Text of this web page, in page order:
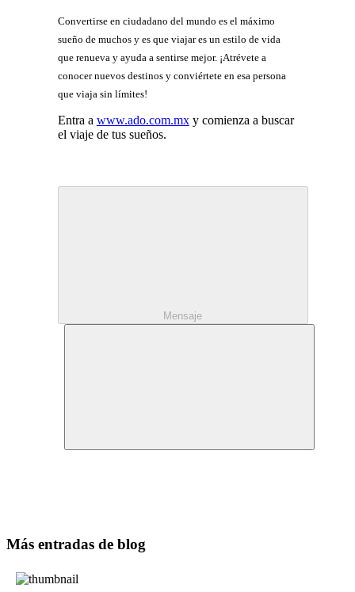
Convertirse en ciudadano del mundo es el máximo
sueño de muchos y es que viajar es un estilo de vida
que renueva y ayuda a sentirse mejor. ¡Atrévete a
conocer nuevos destinos y conviértete en esa persona
que viaja sin límites!
Entra a www.ado.com.mxy comienza a buscar
el viaje de tus sueños.
Mensaje
Más entradas de blog